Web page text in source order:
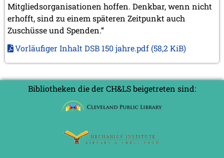
Mitgliedsorganisationen hoffen. Denkbar, wenn nicht
erhofft, sind zu einem späteren Zeitpunkt auch
Zuschüsse und Spenden.“
Vorläufiger Inhalt DSB 150 jahre.pdf (58,2 KiB)
Bibliotheken die der CH&LS beigetreten sind: